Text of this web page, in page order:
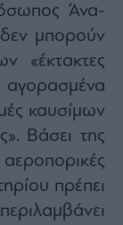
Άνα-
δεν μπορούν
«έκτακτες
καυσίμων
Βάσει της
πρέπει